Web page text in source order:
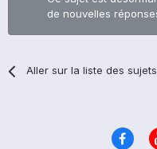
de nouvelles
Aller sur la liste des sujets